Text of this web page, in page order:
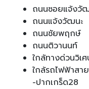
ถนนซอยแจ้งวั
ถนนแจ้งวัฒนะ
ถนนชัยพฤกษ์
ถนนติวานนท์
ใกล้ทางด่วนวิเ
ใกล้รถไฟฟ้าส
-ปากเกร็ด28